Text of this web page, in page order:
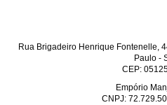
Rua Brigadeiro Henrique Fontenelle,
Paulo-
CEP:
Empório
CNPJ: